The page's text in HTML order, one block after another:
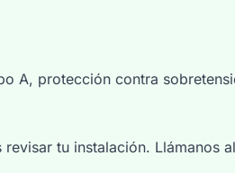
A, protección contra
revisar tu instalación. Llámanos al